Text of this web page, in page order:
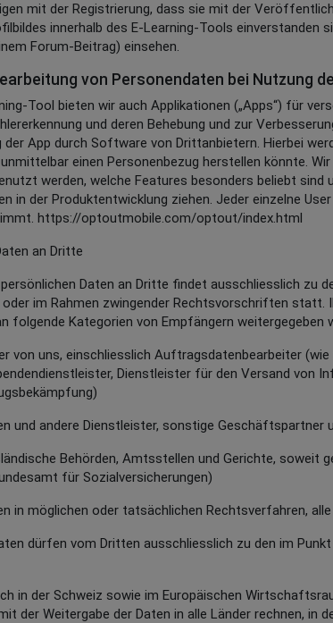
mit der Registrierung, dass sie mit der
innerhalb des E-Learning-Tools einverstanden
Forum-Beitrag) einsehen.
von Personendaten bei Nutzung
Tool bieten wir auch Applikationen („Apps“) für
und deren Behebung und zur
der App durch Software von Drittanbietern. Hierbei
einen Personenbezug herstellen könnte.
werden, welche Features besonders beliebt sind
in der Produktentwicklung ziehen. Jeder einzelne
https://optoutmobile.com/optout/index.html
an Dritte
Daten an Dritte findet ausschliesslich zu
im Rahmen zwingender Rechtsvorschriften statt.
folgende Kategorien von Empfängern weitergegeben
einschliesslich Auftragsdatenbearbeiter (wie
Dienstleister für den Versand von
andere Dienstleister, sonstige Geschäftspartner
Behörden, Amtsstellen und Gerichte, soweit
für Sozialversicherungen)
oder tatsächlichen Rechtsverfahren, alle
dürfen vom Dritten ausschliesslich zu den im
in der Schweiz sowie im Europäischen
der Weitergabe der Daten in alle Länder rechnen, in